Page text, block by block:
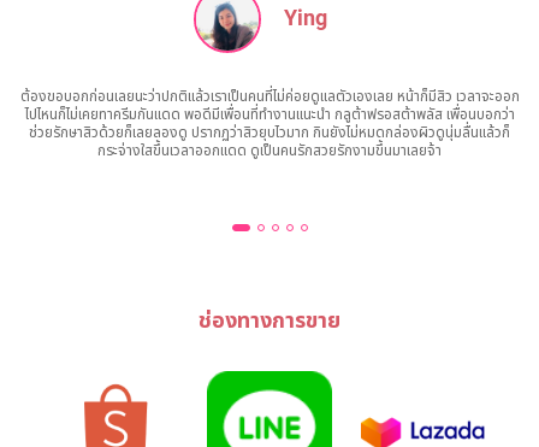
Ying
ต้องขอบอกก่อนเลยนะว่าปกติแล้วเราเป็นคนที่ไม่ค่อยดูแลตัวเองเลย หน้าก็มีสิว เวลาจะออก
ไปไหนก็ไม่เคยทาครีมกันแดด พอดีมีเพื่อนที่ทำงานแนะนำ กลูต้าฟรอสต้าพลัส เพื่อนบอกว่า
ช่วยรักษาสิวด้วยก็เลยลองดู ปรากฏว่าสิวยุบไวมาก กินยังไม่หมดกล่องผิวดูนุ่มลื่นแล้วก็
กระจ่างใสขึ้นเวลาออกแดด ดูเป็นคนรักสวยรักงามขึ้นมาเลยจ้า
ช่องทางการขาย